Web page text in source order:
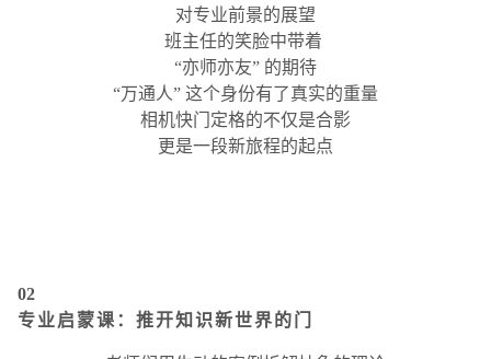
对专业前景的展望
班主任的笑脸中带着
“亦师亦友” 的期待
“万通人” 这个身份有了真实的重量
相机快门定格的不仅是合影
更是一段新旅程的起点
02
专业启蒙课：推开知识新世界的门